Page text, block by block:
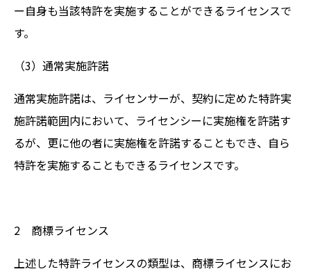
ー自身も当該特許を実施することができるライセンスで
す。
（3）通常実施許諾
通常実施許諾は、ライセンサーが、契約に定めた特許実
施許諾範囲内において、ライセンシーに実施権を許諾す
るが、更に他の者に実施権を許諾することもでき、自ら
特許を実施することもできるライセンスです。
2 商標ライセンス
上述した特許ライセンスの類型は、商標ライセンスにお